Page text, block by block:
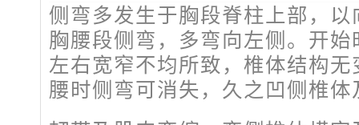
侧弯多发生于胸段脊柱上部，
胸腰段侧弯，多弯向左侧。开
左右宽窄不均所致，椎体结构
腰时侧弯可消失，久之凹侧椎